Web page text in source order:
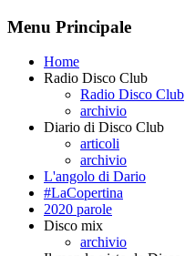
Menu Principale
Home
Radio Disco Club
Radio Disco Club
archivio
Diario di Disco Club
articoli
archivio
L'angolo di Dario
#LaCopertina
2020 parole
Disco mix
archivio